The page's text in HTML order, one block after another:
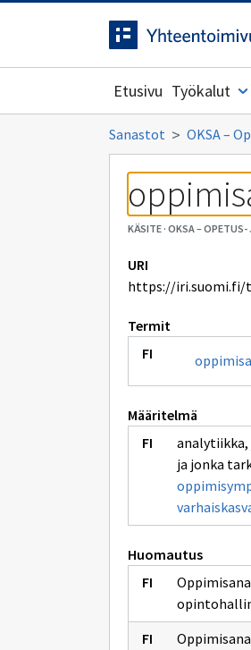
Siirrytty
Etusivu Työkalut
Sanastot OKSA –
KÄSITE· OKSA –
URI
https://iri.suomi.fi/
Termit
Määritelmä
analytiikka,
ja jonka
Huomautus